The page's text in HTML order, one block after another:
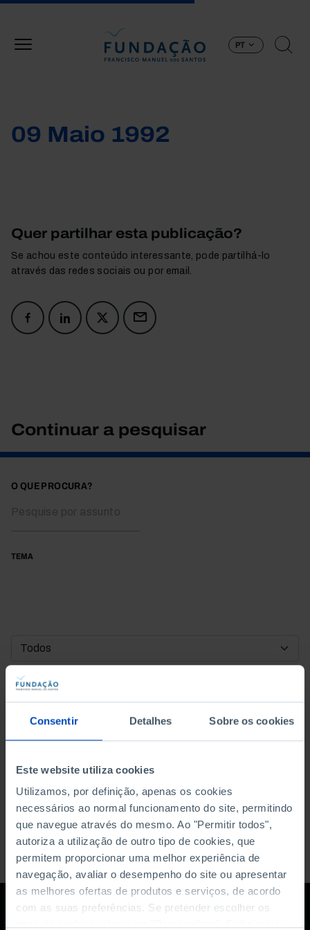
Consentir Detalhes Sobre os cookies
Este website utiliza cookies
Utilizamos, por definição, apenas os cookies
necessários ao normal funcionamento do site, permitindo
que navegue através do mesmo. Ao "Permitir todos",
autoriza a utilização de outro tipo de cookies, que
permitem proporcionar uma melhor experiência de
navegação, avaliar o desempenho do site ou apresentar
as melhores ofertas de produtos e serviços, de acordo
com as suas preferências. Se pretender escolher os
PT
09 Maio 1992
Quer partilhar esta publicação?
Se achou este conteúdo interessante, pode partilhá-lo
através das redes sociais ou por email.
Continuar a pesquisar
O QUE PROCURA?
TEMA
DATA DE INÍCIO
DATA DE FIM